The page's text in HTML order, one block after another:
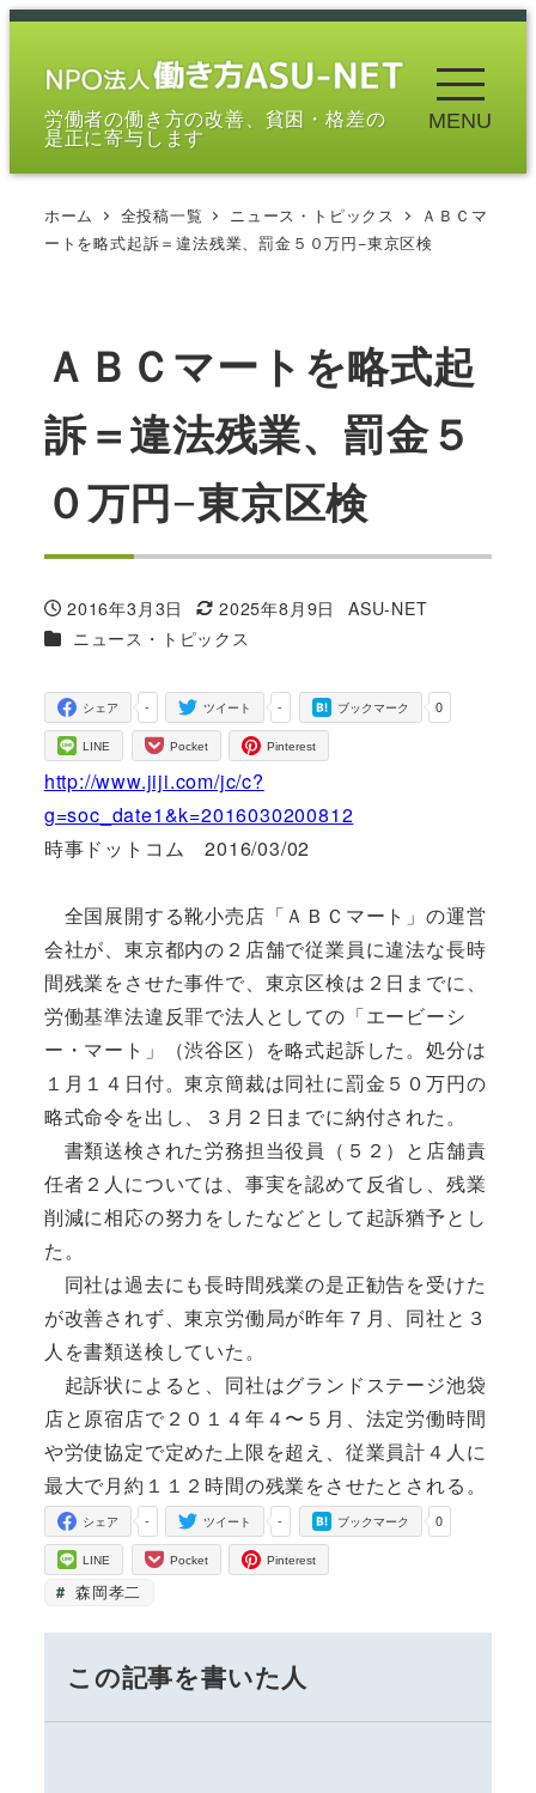
メ
労働者の働き方の改善、貧困・格差の
是正に寄与します
MENU
ホーム 全投稿一覧 ニュース・トピックス
ＡＢＣマ
ートを略式起訴＝違法残業、罰金５０万円−東京区検
ＡＢＣマートを略式起
訴＝違法残業、罰金５
０万円−東京区検
投稿日
2016年3月3日
更新日
2025年8月9日
著
ASU-NET
カテゴリー
ニュース・トピックス
-
シェア -
ツイート 0
ブックマーク
LINE Pocket Pinterest
http://www.jiji.com/jc/c?
g=soc_date1&k=2016030200812
時事ドットコム 2016/03/02
全国展開する靴小売店「ＡＢＣマート」の運営
会社が、東京都内の２店舗で従業員に違法な長時
間残業をさせた事件で、東京区検は２日までに、
労働基準法違反罪で法人としての「エービーシ
ー・マート」（渋谷区）を略式起訴した。処分は
１月１４日付。東京簡裁は同社に罰金５０万円の
略式命令を出し、３月２日までに納付された。
書類送検された労務担当役員（５２）と店舗責
任者２人については、事実を認めて反省し、残業
削減に相応の努力をしたなどとして起訴猶予とし
た。
同社は過去にも長時間残業の是正勧告を受けた
が改善されず、東京労働局が昨年７月、同社と３
人を書類送検していた。
起訴状によると、同社はグランドステージ池袋
店と原宿店で２０１４年４〜５月、法定労働時間
や労使協定で定めた上限を超え、従業員計４人に
最大で月約１１２時間の残業をさせたとされる。
-
シェア -
ツイート 0
ブックマーク
LINE Pocket Pinterest
森岡孝二
この記事を書いた人